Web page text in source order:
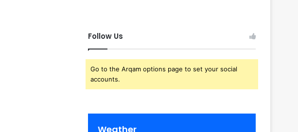
Follow Us
Go to the Arqam options page to set your social
accounts.
Weather